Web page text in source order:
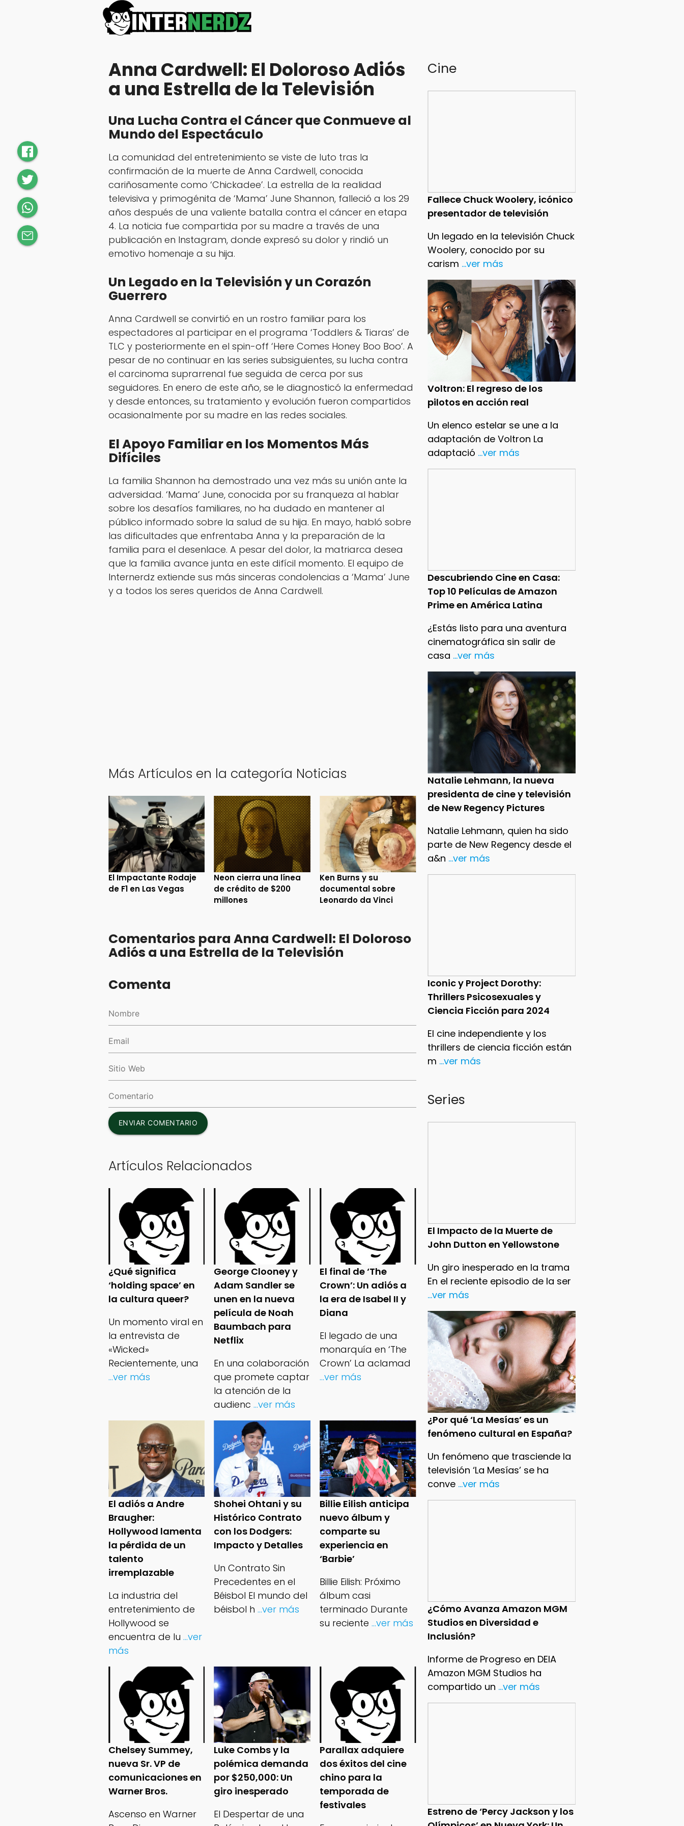
Cine
Fallece Chuck Woolery, icónico
presentador de televisión
Un legado en la televisión Chuck
Woolery, conocido por su
carism ...ver más
Voltron: El regreso de los
pilotos en acción real
Un elenco estelar se une a la
adaptación de Voltron La
adaptació ...ver más
Descubriendo Cine en Casa:
Top 10 Películas de Amazon
Prime en América Latina
¿Estás listo para una aventura
cinematográfica sin salir de
casa ...ver más
Natalie Lehmann, la nueva
presidenta de cine y televisión
de New Regency Pictures
Natalie Lehmann, quien ha sido
parte de New Regency desde el
a&n ...ver más
Iconic y Project Dorothy:
Thrillers Psicosexuales y
Ciencia Ficción para 2024
El cine independiente y los
thrillers de ciencia ficción están
m ...ver más
Series
El Impacto de la Muerte de
John Dutton en Yellowstone
Un giro inesperado en la trama
En el reciente episodio de la ser
...ver más
¿Por qué ‘La Mesías’ es un
fenómeno cultural en España?
Un fenómeno que trasciende la
televisión ‘La Mesías’ se ha
conve ...ver más
¿Cómo Avanza Amazon MGM
Studios en Diversidad e
Inclusión?
Informe de Progreso en DEIA
Amazon MGM Studios ha
compartido un ...ver más
Estreno de ‘Percy Jackson y los
Anna Cardwell: El Doloroso Adiós
a una Estrella de la Televisión
Una Lucha Contra el Cáncer que Conmueve al
Mundo del Espectáculo
La comunidad del entretenimiento se viste de luto tras la
confirmación de la muerte de Anna Cardwell, conocida
cariñosamente como ‘Chickadee’. La estrella de la realidad
televisiva y primogénita de ‘Mama’ June Shannon, falleció a los 29
años después de una valiente batalla contra el cáncer en etapa
4. La noticia fue compartida por su madre a través de una
publicación en Instagram, donde expresó su dolor y rindió un
emotivo homenaje a su hija.
Un Legado en la Televisión y un Corazón
Guerrero
Anna Cardwell se convirtió en un rostro familiar para los
espectadores al participar en el programa ‘Toddlers & Tiaras’ de
TLC y posteriormente en el spin-off ‘Here Comes Honey Boo Boo’. A
pesar de no continuar en las series subsiguientes, su lucha contra
el carcinoma suprarrenal fue seguida de cerca por sus
seguidores. En enero de este año, se le diagnosticó la enfermedad
y desde entonces, su tratamiento y evolución fueron compartidos
ocasionalmente por su madre en las redes sociales.
El Apoyo Familiar en los Momentos Más
Difíciles
La familia Shannon ha demostrado una vez más su unión ante la
adversidad. ‘Mama’ June, conocida por su franqueza al hablar
sobre los desafíos familiares, no ha dudado en mantener al
público informado sobre la salud de su hija. En mayo, habló sobre
las dificultades que enfrentaba Anna y la preparación de la
familia para el desenlace. A pesar del dolor, la matriarca desea
que la familia avance junta en este difícil momento. El equipo de
Internerdz extiende sus más sinceras condolencias a ‘Mama’ June
y a todos los seres queridos de Anna Cardwell.
Más Artículos en la categoría Noticias
El Impactante Rodaje
de F1 en Las Vegas
Neon cierra una línea
de crédito de $200
millones
Ken Burns y su
documental sobre
Leonardo da Vinci
Comentarios para Anna Cardwell: El Doloroso
Adiós a una Estrella de la Televisión
Comenta
ENVIAR COMENTARIO
Artículos Relacionados
¿Qué significa
‘holding space’ en
la cultura queer?
Un momento viral en
la entrevista de
«Wicked»
Recientemente, una
...ver más
George Clooney y
Adam Sandler se
unen en la nueva
película de Noah
Baumbach para
Netflix
En una colaboración
que promete captar
la atención de la
audienc ...ver más
El final de ‘The
Crown’: Un adiós a
la era de Isabel II y
Diana
El legado de una
monarquía en ‘The
Crown’ La aclamad
...ver más
El adiós a Andre
Braugher:
Hollywood lamenta
la pérdida de un
talento
irremplazable
La industria del
entretenimiento de
Hollywood se
encuentra de lu ...ver
más
Shohei Ohtani y su
Histórico Contrato
con los Dodgers:
Impacto y Detalles
Un Contrato Sin
Precedentes en el
Béisbol El mundo del
béisbol h ...ver más
Billie Eilish anticipa
nuevo álbum y
comparte su
experiencia en
‘Barbie’
Billie Eilish: Próximo
álbum casi
terminado Durante
su reciente...ver más
Chelsey Summey,
nueva Sr. VP de
comunicaciones en
Warner Bros.
Ascenso en Warner
Luke Combs y la
polémica demanda
por $250,000: Un
giro inesperado
El Despertar de una
Parallax adquiere
dos éxitos del cine
chino para la
temporada de
festivales